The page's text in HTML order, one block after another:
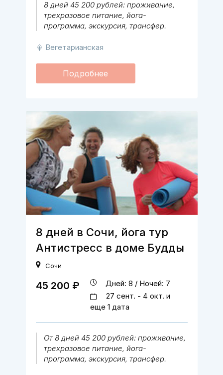
8 дней 45 200 рублей: проживание,
трехразовое питание, йога-
программа, экскурсия, трансфер.
Вегетарианская
Подробнее
8 дней в Сочи, йога тур
Антистресс в доме Будды
Сочи
От 8 дней 45 200 рублей: проживание,
трехразовое питание, йога-
программа, экскурсия, трансфер.
45 200 ₽
Дней: 8 / Ночей: 7
27 сент. - 4 окт. и
еще 1 дата